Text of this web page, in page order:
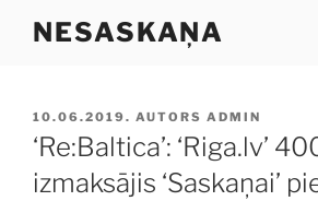
NESASKAŅA
PUBLICĒTS
10.06.2019. AUTORS ADMIN
‘Re:Baltica’: ‘Riga.lv’
izmaksājis ‘Saskaņai’